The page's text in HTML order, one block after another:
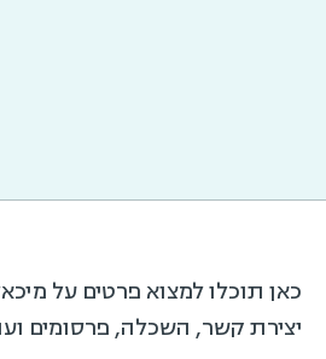
כאן תוכלו למצוא פרטים על
יצירת קשר, השכלה, פרסומים